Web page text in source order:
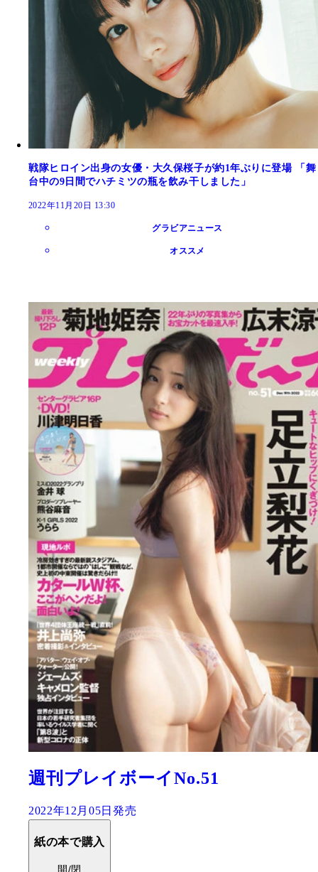
戦隊ヒロイン出身の女優・大久保桜子が約1年ぶりに登場 「舞
台中の9日間でハチミツの瓶を飲み干しました」
2022年11月20日 13:30
グラビアニュース
オススメ
週刊プレイボーイNo.51
2022年12月05日発売
紙の本で購入
開/閉